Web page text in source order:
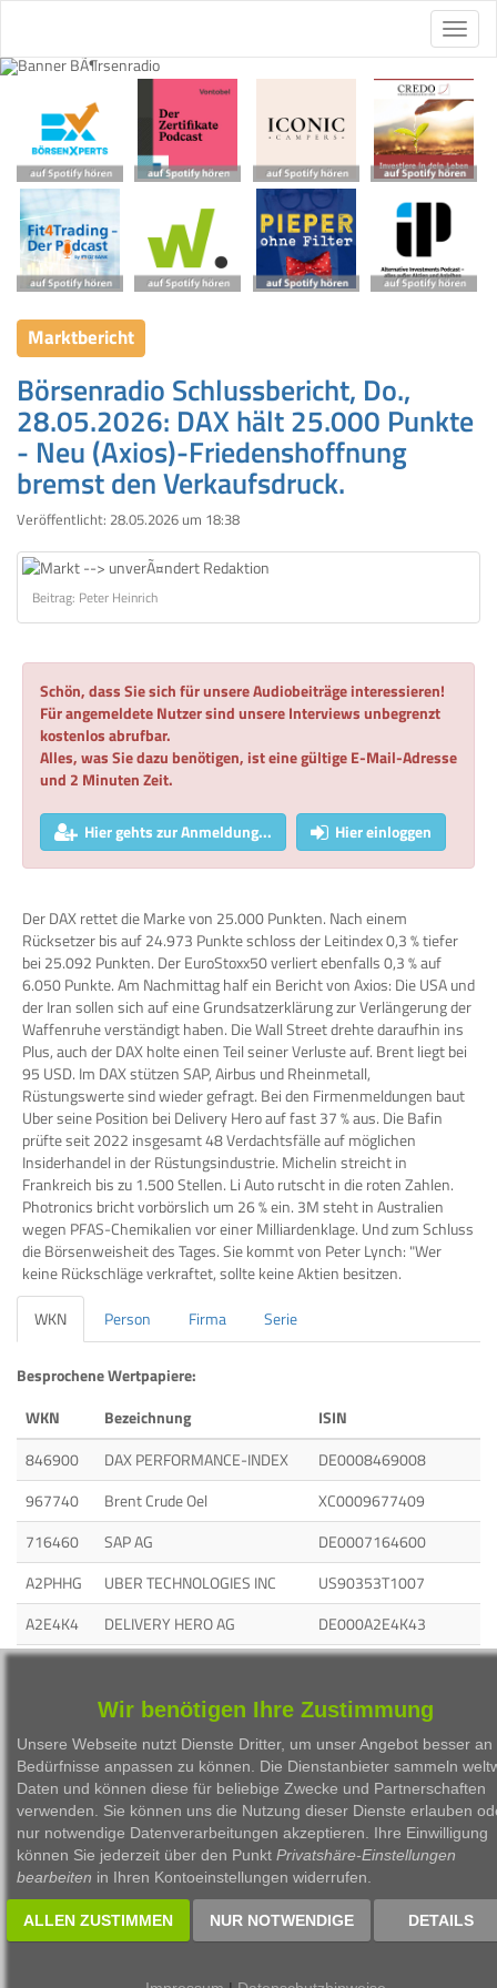
Marktbericht
Börsenradio Schlussbericht, Do.,
28.05.2026: DAX hält 25.000 Punkte
- Neu (Axios)-Friedenshoffnung
bremst den Verkaufsdruck.
Veröffentlicht: 28.05.2026 um 18:38
Beitrag: Peter Heinrich
Schön, dass Sie sich für unsere Audiobeiträge interessieren!
Für angemeldete Nutzer sind unsere Interviews unbegrenzt
kostenlos abrufbar.
Alles, was Sie dazu benötigen, ist eine gültige E-Mail-Adresse
und 2 Minuten Zeit.
Hier gehts zur Anmeldung... Hier einloggen
Der DAX rettet die Marke von 25.000 Punkten. Nach einem
Rücksetzer bis auf 24.973 Punkte schloss der Leitindex 0,3 % tiefer
bei 25.092 Punkten. Der EuroStoxx50 verliert ebenfalls 0,3 % auf
6.050 Punkte. Am Nachmittag half ein Bericht von Axios: Die USA und
der Iran sollen sich auf eine Grundsatzerklärung zur Verlängerung der
Waffenruhe verständigt haben. Die Wall Street drehte daraufhin ins
Plus, auch der DAX holte einen Teil seiner Verluste auf. Brent liegt bei
95 USD. Im DAX stützen SAP, Airbus und Rheinmetall,
Rüstungswerte sind wieder gefragt. Bei den Firmenmeldungen baut
Uber seine Position bei Delivery Hero auf fast 37 % aus. Die Bafin
prüfte seit 2022 insgesamt 48 Verdachtsfälle auf möglichen
Insiderhandel in der Rüstungsindustrie. Michelin streicht in
Frankreich bis zu 1.500 Stellen. Li Auto rutscht in die roten Zahlen.
Photronics bricht vorbörslich um 26 % ein. 3M steht in Australien
wegen PFAS-Chemikalien vor einer Milliardenklage. Und zum Schluss
die Börsenweisheit des Tages. Sie kommt von Peter Lynch: "Wer
keine Rückschläge verkraftet, sollte keine Aktien besitzen.
WKN
Person Firma Serie
Besprochene Wertpapiere:
WKN
Bezeichnung
ISIN
846900
DAX PERFORMANCE-INDEX
DE0008469008
967740
Brent Crude Oel
XC0009677409
716460
SAP AG
DE0007164600
A2PHHG
UBER TECHNOLOGIES INC
US90353T1007
A2E4K4
DELIVERY HERO AG
DE000A2E4K43
RHEINMETALL AG DE0007030009
1999 - 2026 Börsen Radio Network AG
Wir benötigen Ihre Zustimmung
Unsere Webseite nutzt Dienste Dritter, um unser Angebot besser an
Bedürfnisse anpassen zu können. Die Dienstanbieter sammeln
Daten und können diese für beliebige Zwecke und Partnerschaften
verwenden. Sie können uns die Nutzung dieser Dienste erlauben
nur notwendige Datenverarbeitungen akzeptieren. Ihre Einwilligung
können Sie jederzeit über den Punkt Privatshäre-Einstellungen
bearbeiten in Ihren Kontoeinstellungen widerrufen.
ALLEN ZUSTIMMEN NUR NOTWENDIGE DETAILS